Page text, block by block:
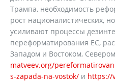
Трампа, необходимость
рост националистических,
усиливают процессы
переформатирования ЕС,
Западом и Востоком,
matveev.org/
s-zapada-na-vostok/ и https://